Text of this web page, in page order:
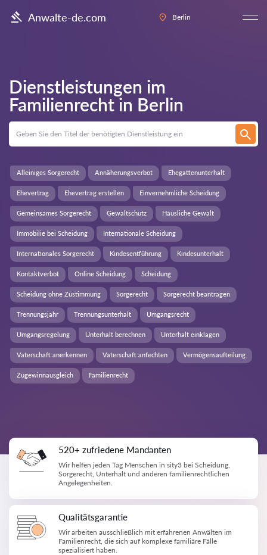
Anwalte-de.com Berlin
Dienstleistungen im
Familienrecht in Berlin
Familienrecht
Alleiniges Sorgerecht Annäherungsverbot Ehegattenunterhalt
Ehevertrag Ehevertrag erstellen Einvernehmliche Scheidung
Gemeinsames Sorgerecht Gewaltschutz Häusliche Gewalt
Immobilie bei Scheidung Internationale Scheidung
Internationales Sorgerecht Kindesentführung Kindesunterhalt
Kontaktverbot Online Scheidung Scheidung
Scheidung ohne Zustimmung Sorgerecht Sorgerecht beantragen
Trennungsjahr Trennungsunterhalt Umgangsrecht
Umgangsregelung Unterhalt berechnen Unterhalt einklagen
Vaterschaft anerkennen Vaterschaft anfechten Vermögensaufteilung
Zugewinnausgleich
520+ zufriedene Mandanten
Wir helfen jeden Tag Menschen in sity3 bei Scheidung,
Sorgerecht, Unterhalt und anderen familienrechtlichen
Angelegenheiten.
Qualitätsgarantie
Wir arbeiten ausschließlich mit erfahrenen Anwälten im
Familienrecht, die sich auf komplexe familiäre Fälle
spezialisiert haben.